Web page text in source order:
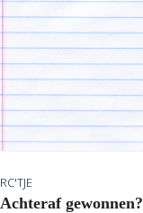
RC'TJE
Achteraf gewonnen?